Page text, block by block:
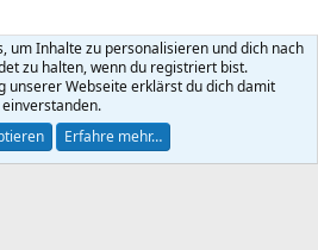
Datenschutz Hilfe
R
® © 2010-2026 XenForo Ltd.
um Inhalte zu personalisieren und dich nach
zu halten, wenn du registriert bist.
unserer Webseite erklärst du dich damit
einverstanden.
Erfahre mehr…